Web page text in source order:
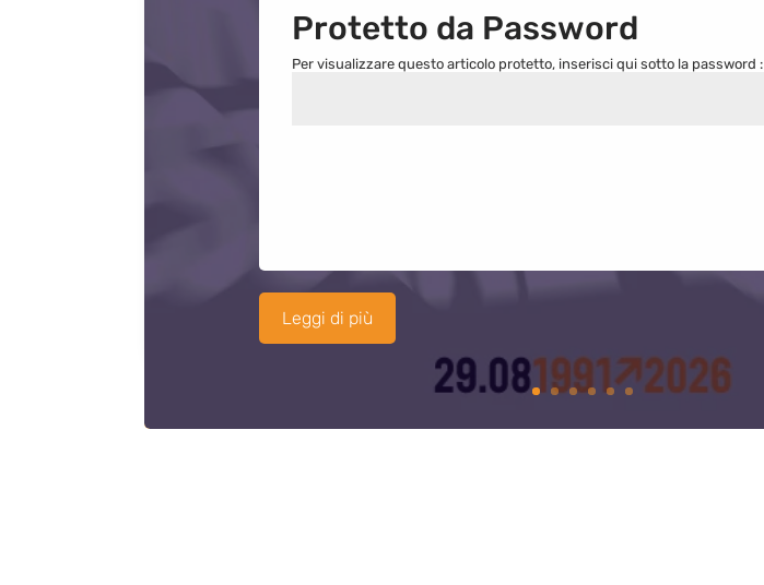
Protetto da Password
Per visualizzare questo articolo protetto, inserisci qui sotto la password :
Leggi di più